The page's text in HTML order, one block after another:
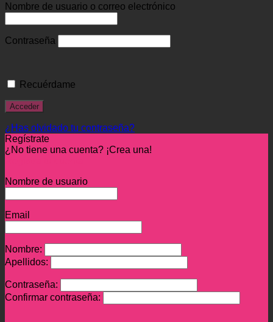
Nombre de usuario o correo electrónico
Contraseña
Recuérdame
¿Has olvidado tu contraseña?
Regístrate
¿No tiene una cuenta? ¡Crea una!
Nombre de usuario
Email
Nombre:
Apellidos:
Contraseña:
Confirmar contraseña: